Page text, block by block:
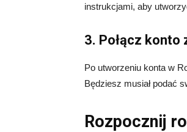
instrukcjami, aby
3. Połącz konto
Po utworzeniu konta w
Będziesz musiał podać
Rozpocznij